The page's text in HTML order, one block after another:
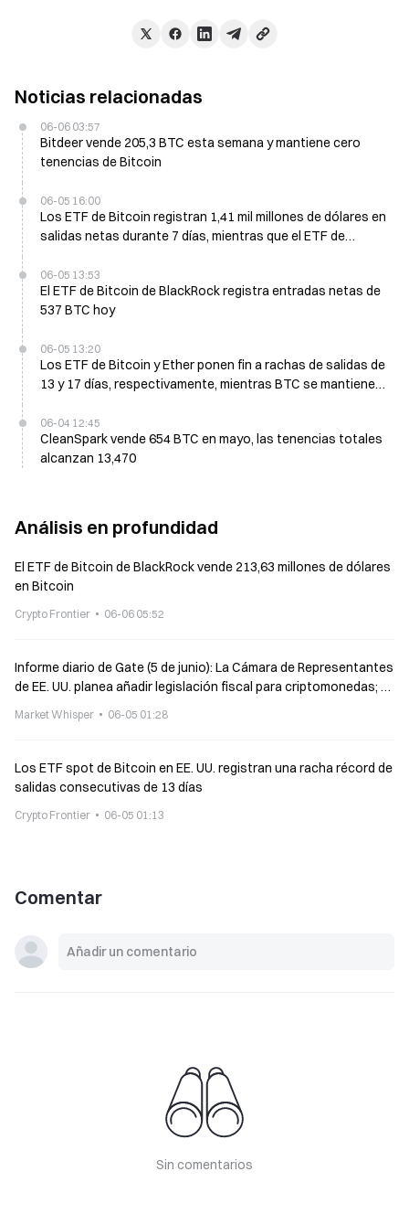
Noticias relacionadas
06-06 03:57
Bitdeer vende 205,3 BTC esta semana y mantiene cero
tenencias de Bitcoin
06-05 16:00
Los ETF de Bitcoin registran 1,41 mil millones de dólares en
salidas netas durante 7 días, mientras que el ETF de
en un solo día
06-05 13:53
El ETF de Bitcoin de BlackRock registra entradas netas de
537 BTC hoy
06-05 13:20
Los ETF de Bitcoin y Ether ponen fin a rachas de salidas de
13 y 17 días, respectivamente, mientras BTC se mantiene
06-04 12:45
CleanSpark vende 654 BTC en mayo, las tenencias totales
alcanzan 13,470
Análisis en profundidad
El ETF de Bitcoin de BlackRock vende 213,63 millones de dólares
en Bitcoin
Crypto Frontier 06-06 05:52
Informe diario de Gate (5 de junio): La Cámara de Representantes
de EE. UU. planea añadir legislación fiscal para criptomonedas; el
entradas de 4,7 millones
Market Whisper 06-05 01:28
Los ETF spot de Bitcoin en EE. UU. registran una racha récord de
salidas consecutivas de 13 días
Crypto Frontier 06-05 01:13
Comentar
Sin comentarios